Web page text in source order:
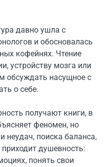
давно ушла с
и обосновалась
кофейнях. Чтение
устройству мозга или
обсуждать насущное с
о себе.
получают книги, в
феномен, но
неудач, поиска баланса,
душевность:
понять свои